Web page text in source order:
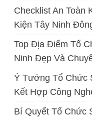
Checklist An Toàn
Kiện Tây Ninh
Top Địa Điểm Tổ
Ninh Đẹp Và
Ý Tưởng Tổ Chức
Kết Hợp Công
Bí Quyết Tổ Chức